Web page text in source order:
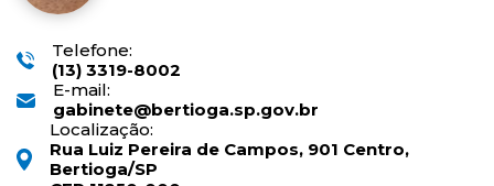
Telefone:
(13) 3319-8002
E-mail:
gabinete@bertioga.sp.gov.br
Localização:
Rua Luiz Pereira de Campos, 901 Centro,
Bertioga/SP